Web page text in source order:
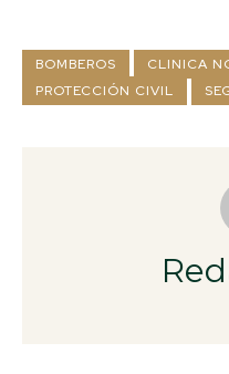
BOMBEROS CLINICA
PROTECCIÓN CIVIL